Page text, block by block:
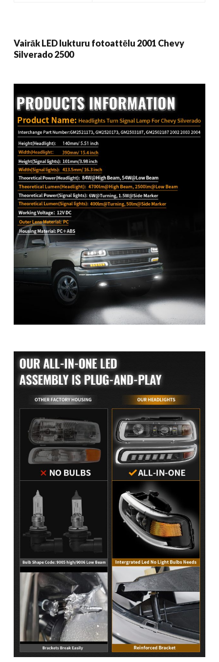
Vairāk LED lukturu fotoattēlu 2001 Chevy
Silverado 2500